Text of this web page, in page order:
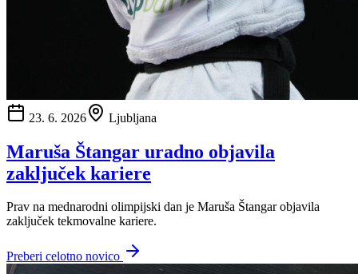
23. 6. 2026 Ljubljana
Maruša Štangar uradno objavila
zaključek kariere
Prav na mednarodni olimpijski dan je Maruša Štangar objavila
zaključek tekmovalne kariere.
Preberi celotno novico